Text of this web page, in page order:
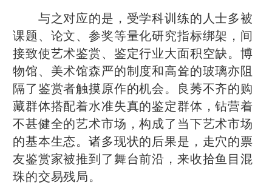
与之对应的是，受学科训练的人士多被
课题、论文、参奖等量化研究指标绑架，间
接致使艺术鉴赏、鉴定行业大面积空缺。博
物馆、美术馆森严的制度和高耸的玻璃亦阻
隔了鉴赏者触摸原作的机会。良莠不齐的购
藏群体搭配着水准失真的鉴定群体，钻营着
不甚健全的艺术市场，构成了当下艺术市场
的基本生态。诸多现状的后果是，走穴的票
友鉴赏家被推到了舞台前沿，来收拾鱼目混
珠的交易残局。